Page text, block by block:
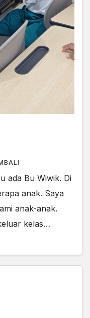
ada Bu Wiwik. Di
anak. Saya
anak-anak.
kelas…